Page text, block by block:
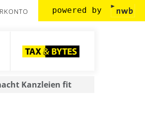
powered by
Kanzleien fit